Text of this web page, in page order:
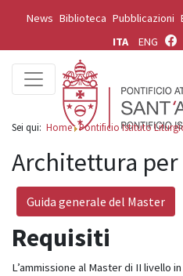
News Biblioteca Pubblicazioni
ITA
ENG
Sei qui: Home Pontificio Istituto
Architettura
Guida generale del Master
Requisiti
L’ammissione al Master di II livello